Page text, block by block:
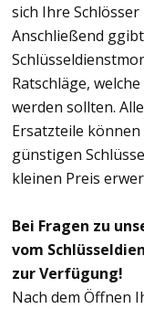
sich Ihre
Anschließend
Ratschläge,
werden sollten.
Ersatzteile
günstigen
kleinen Preis
Bei Fragen zu
vom
zur Verfügung!
Nach dem Öffnen